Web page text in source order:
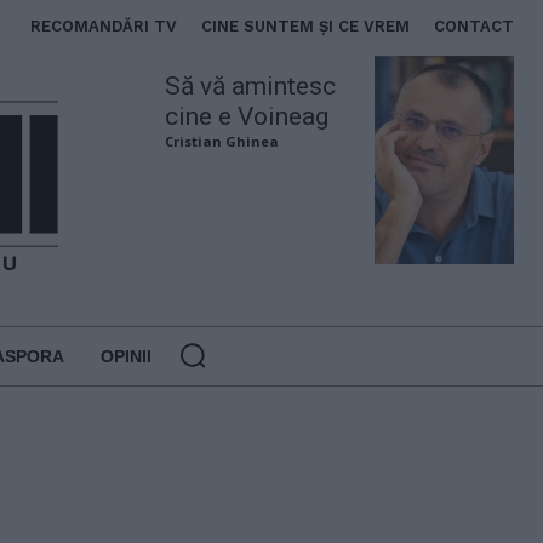
RECOMANDĂRI TV CINE SUNTEM ȘI CE VREM CONTACT
Să vă amintesc
cine e Voineag
Cristian Ghinea
OPINII